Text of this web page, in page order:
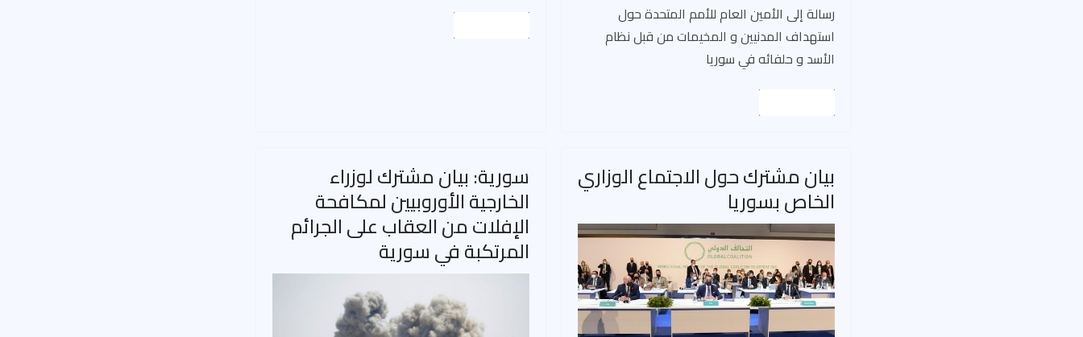
رسالة إلى الأمين العام للأمم المتحدة حول
استهداف المدنيين و المخيمات من قبل نظام
الأسد و حلفائه في سوريا
بيان مشترك حول الاجتماع الوزاري
الخاص بسوريا
سورية: بيان مشترك لوزراء
الخارجية الأوروبيين لمكافحة
الإفلات من العقاب على الجرائم
المرتكبة في سورية